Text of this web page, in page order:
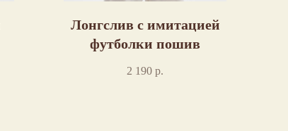
Лонгслив с имитацией
футболки пошив
2 190 р.